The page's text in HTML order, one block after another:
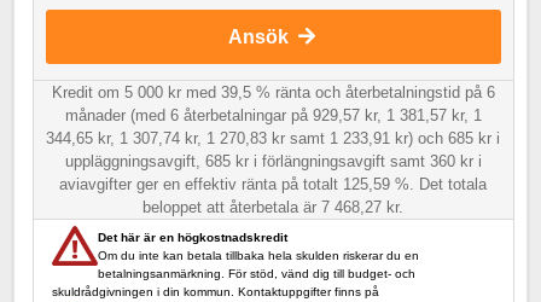
Ansök
Kredit om 5 000 kr med 39,5 % ränta och återbetalningstid på 6
månader (med 6 återbetalningar på 929,57 kr, 1 381,57 kr, 1
344,65 kr, 1 307,74 kr, 1 270,83 kr samt 1 233,91 kr) och 685 kr i
uppläggningsavgift, 685 kr i förlängningsavgift samt 360 kr i
aviavgifter ger en effektiv ränta på totalt 125,59 %. Det totala
beloppet att återbetala är 7 468,27 kr.
Det här är en högkostnadskredit
Om du inte kan betala tillbaka hela skulden riskerar du en
betalningsanmärkning. För stöd, vänd dig till budget- och
skuldrådgivningen i din kommun. Kontaktuppgifter finns på